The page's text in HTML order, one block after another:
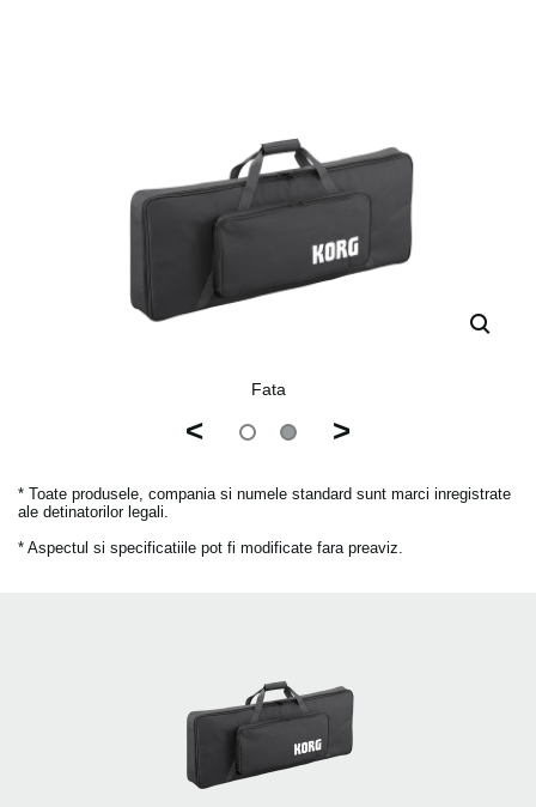
Fata
< >
* Toate produsele, compania si numele standard sunt marci inregistrate
ale detinatorilor legali.
* Aspectul si specificatiile pot fi modificate fara preaviz.